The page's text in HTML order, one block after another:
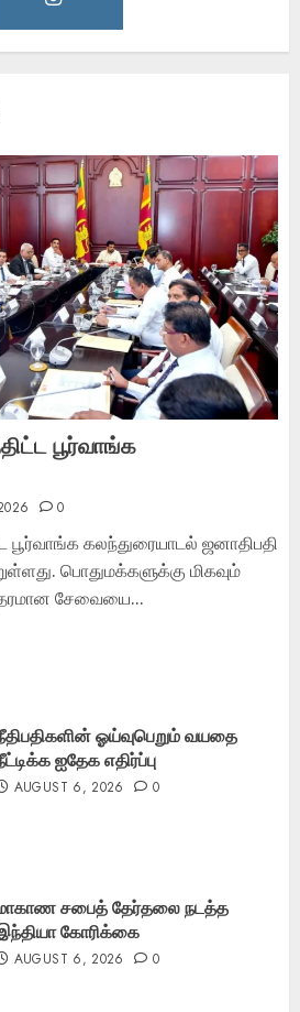
பூர்வாங்க
0
பூர்வாங்க கலந்துரையாடல் ஜனாதிபதி
பொதுமக்களுக்கு மிகவும்
சேவையை...
ஓய்வுபெறும் வயதை
ஐதேக எதிர்ப்பு
AUGUST 6, 2026 0
சபைத் தேர்தலை நடத்த
கோரிக்கை
AUGUST 6, 2026 0